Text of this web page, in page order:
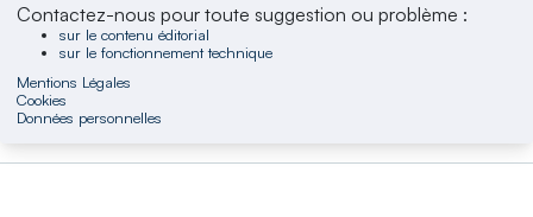
Contactez-nous pour toute suggestion ou problème :
sur le contenu éditorial
sur le fonctionnement technique
Mentions Légales
Cookies
Données personnelles